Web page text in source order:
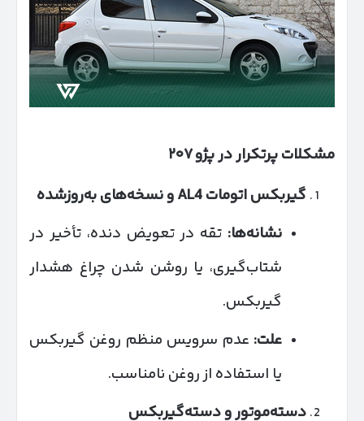
مشکلات پرتکرار در پژو۲۰۷
گیربکس اتومات
و نسخه‌های به‌روزشده
نشانه‌ها: تقه در تعویض دنده، تأخیر در
شتاب‌گیری، یا روشن شدن چراغ هشدار
گیربکس.
علت: عدم سرویس منظم روغن گیربکس
یا استفاده از روغن نامناسب.
دسته‌موتور و دسته‌گیربکس